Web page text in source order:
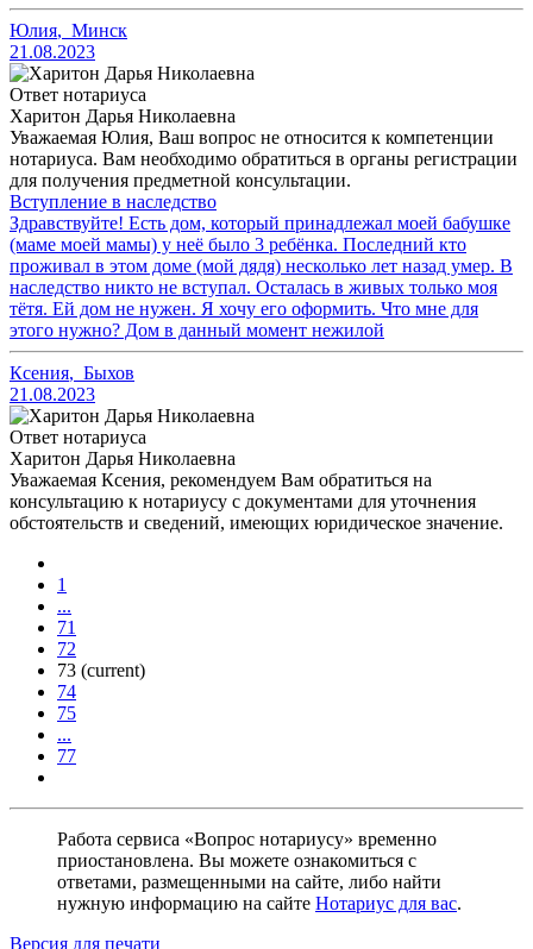
Юлия, Минск
21.08.2023
Ответ нотариуса
Харитон Дарья Николаевна
Уважаемая Юлия, Ваш вопрос не относится к компетенции
нотариуса. Вам необходимо обратиться в органы регистрации
для получения предметной консультации.
Вступление в наследство
Здравствуйте! Есть дом, который принадлежал моей бабушке
(маме моей мамы) у неё было 3 ребёнка. Последний кто
проживал в этом доме (мой дядя) несколько лет назад умер. В
наследство никто не вступал. Осталась в живых только моя
тётя. Ей дом не нужен. Я хочу его оформить. Что мне для
этого нужно? Дом в данный момент нежилой
Ксения, Быхов
21.08.2023
Ответ нотариуса
Харитон Дарья Николаевна
Уважаемая Ксения, рекомендуем Вам обратиться на
консультацию к нотариусу с документами для уточнения
обстоятельств и сведений, имеющих юридическое значение.
1
...
71
72
73 (current)
74
75
...
77
Работа сервиса «Вопрос нотариусу» временно
приостановлена. Вы можете ознакомиться с
ответами, размещенными на сайте, либо найти
нужную информацию на сайте Нотариус для вас.
Версия для печати